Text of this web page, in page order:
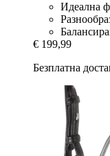
Идеална
€ 199,99
Безплатна